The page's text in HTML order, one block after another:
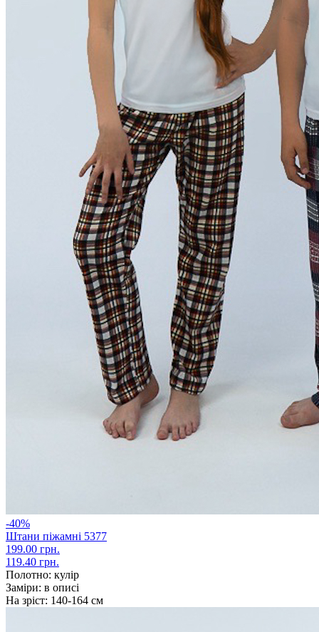
-40%
Штани піжамні 5377
199.00 грн.
119.40 грн.
Полотно: кулір
Заміри: в описі
На зріст: 140-164 см